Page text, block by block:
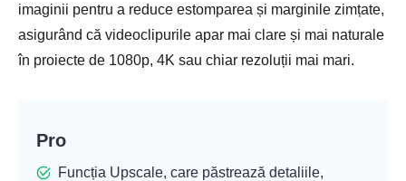
imaginii pentru a reduce estomparea și marginile zimțate,
asigurând că videoclipurile apar mai clare și mai naturale
în proiecte de 1080p, 4K sau chiar rezoluții mai mari.
Pro
Funcția Upscale, care păstrează detaliile,